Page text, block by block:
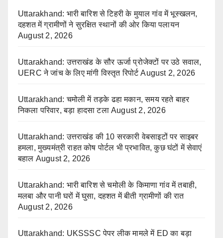
Uttarakhand: भारी बारिश से टिहरी के मुयाल गांव में भूस्खलन,
दहशत में ग्रामीणों ने सुरक्षित स्थानों की ओर किया पलायन
August 2, 2026
Uttarakhand: उत्तराखंड के सौर ऊर्जा प्रोजेक्टों पर उठे सवाल,
UERC ने जांच के लिए मांगी विस्तृत रिपोर्ट August 2, 2026
Uttarakhand: चमोली में तड़के ढहा मकान, समय रहते बाहर
निकला परिवार, बड़ा हादसा टला August 2, 2026
Uttarakhand: उत्तराखंड की 10 सरकारी वेबसाइटों पर साइबर
हमला, मुख्यमंत्री राहत कोष पोर्टल भी प्रभावित, कुछ घंटों में सेवाएं
बहाल August 2, 2026
Uttarakhand: भारी बारिश से चमोली के किमाणा गांव में तबाही,
मलबा और पानी घरों में घुसा, दहशत में बीती ग्रामीणों की रात
August 2, 2026
Uttarakhand: UKSSSC पेपर लीक मामले में ED का बड़ा